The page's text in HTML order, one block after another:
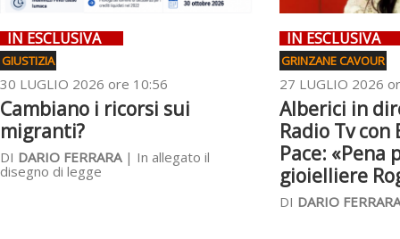
IN ESCLUSIVA
GIUSTIZIA
30 LUGLIO 2026 ore 10:56
Cambiano i ricorsi sui
migranti?
DI DARIO FERRARA| In allegato il
disegno di legge
IN ESCLUSIVA
GRINZANE CAVOUR
27 LUGLIO 2026
Alberici in
Radio Tv
Pace: «Pena
gioielliere
DI DARIO FERRARA